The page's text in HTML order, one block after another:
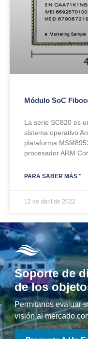
Módulo SoC
La serie SC820 es
sistema operativo
plataforma
procesador ARM
PARA SABER MÁS "
12 de abril de 2022
Soporte de
de los
Permítanos evaluar
visión al mercado